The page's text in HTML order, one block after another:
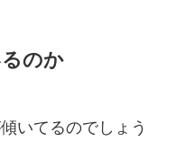
のか
いてるのでしょう